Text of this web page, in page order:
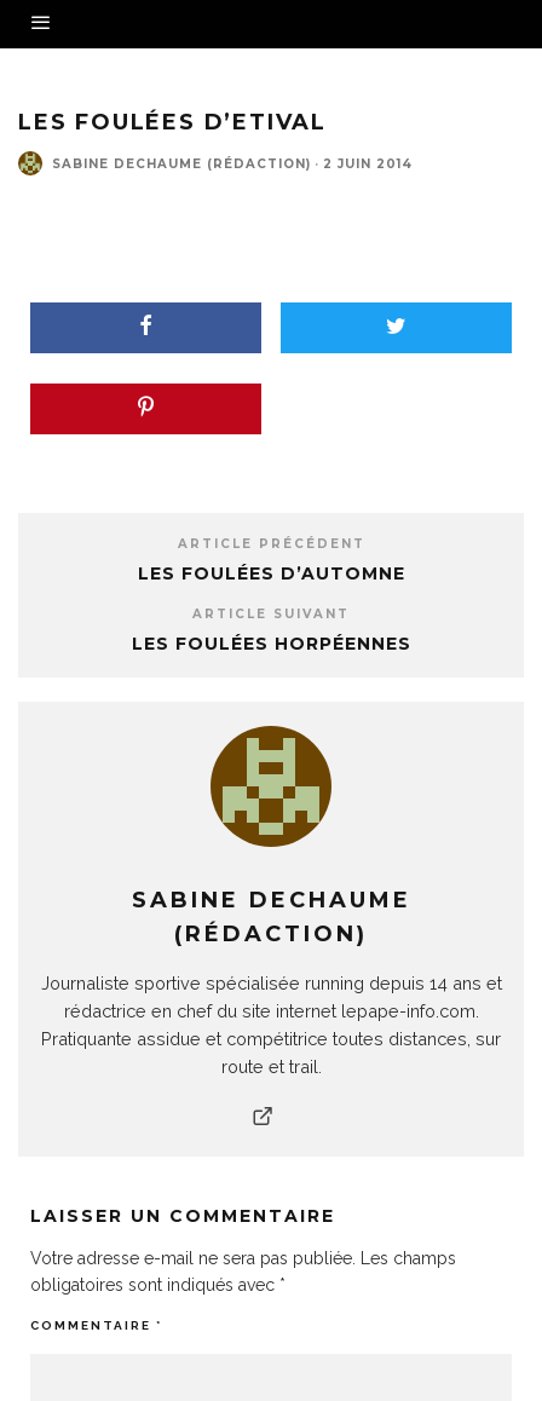
LES FOULÉES D’ETIVAL
SABINE DECHAUME (RÉDACTION) · 2 JUIN 2014
ARTICLE PRÉCÉDENT
LES FOULÉES D’AUTOMNE
ARTICLE SUIVANT
LES FOULÉES HORPÉENNES
SABINE DECHAUME
(RÉDACTION)
Journaliste sportive spécialisée running depuis 14 ans et
rédactrice en chef du site internet lepape-info.com.
Pratiquante assidue et compétitrice toutes distances, sur
route et trail.
LAISSER UN COMMENTAIRE
Votre adresse e-mail ne sera pas publiée.
Les champs
obligatoires sont indiqués avec *
COMMENTAIRE *